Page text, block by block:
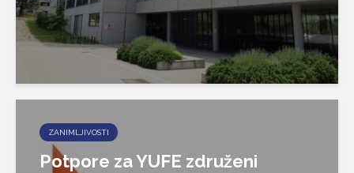
ZANIMLJIVOSTI
Potpore za YUFE združeni